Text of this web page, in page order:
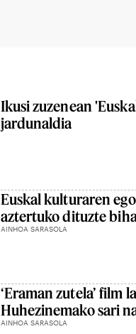
Ikusi zuzenean
jardunaldia
Euskal kulturaren
aztertuko dituzte
AINHOA SARASOLA
‘Eraman zutela’ film
Huhezinemako sari
AINHOA SARASOLA